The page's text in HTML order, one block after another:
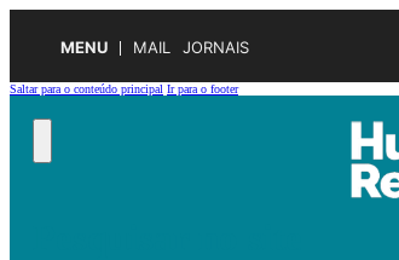
MENU MAIL JORNAIS
Saltar para o conteúdo principal Ir para o footer